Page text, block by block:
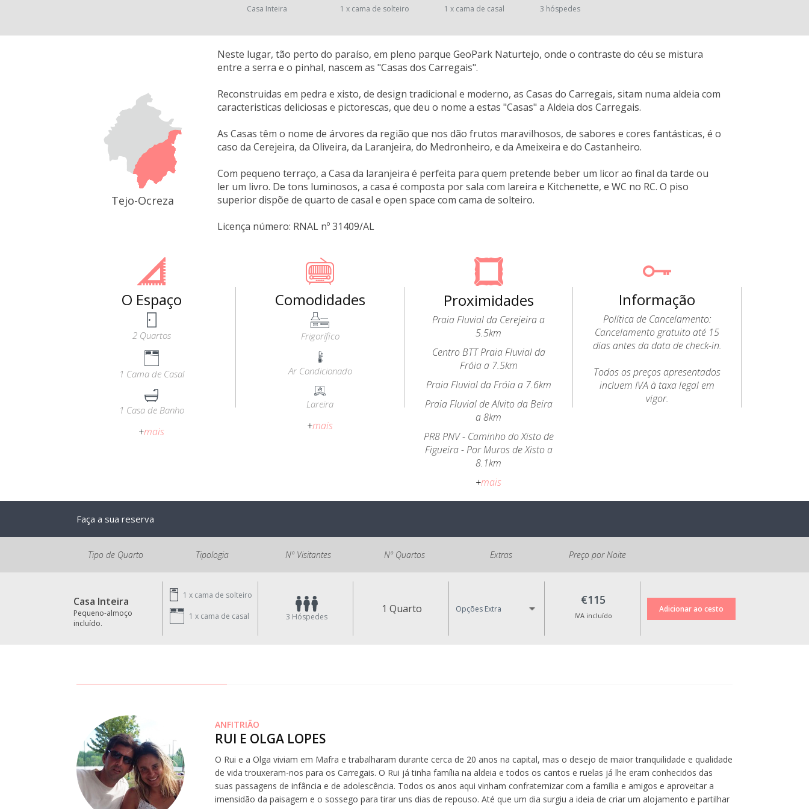
Casa Inteira 1 x cama de solteiro 1 x cama de casal 3 hóspedes
Tejo-Ocreza
Neste lugar, tão perto do paraíso, em pleno parque GeoPark Naturtejo, onde o contraste do céu se mistura
entre a serra e o pinhal, nascem as "Casas dos Carregais".
Reconstruidas em pedra e xisto, de design tradicional e moderno, as Casas do Carregais, sitam numa aldeia com
caracteristicas deliciosas e pictorescas, que deu o nome a estas "Casas" a Aldeia dos Carregais.
As Casas têm o nome de árvores da região que nos dão frutos maravilhosos, de sabores e cores fantásticas, é o
caso da Cerejeira, da Oliveira, da Laranjeira, do Medronheiro, e da Ameixeira e do Castanheiro.
Com pequeno terraço, a Casa da laranjeira é perfeita para quem pretende beber um licor ao final da tarde ou
ler um livro. De tons luminosos, a casa é composta por sala com lareira e Kitchenette, e WC no RC. O piso
superior dispõe de quarto de casal e open space com cama de solteiro.
Licença número: RNAL nº 31409/AL
O Espaço
2 Quartos
1 Cama de Casal
1 Casa de Banho
+mais
Comodidades
Frigorífico
Ar Condicionado
Lareira
+mais
Proximidades
Praia Fluvial da Cerejeira a
5.5km
Centro BTT Praia Fluvial da
Fróia a 7.5km
Praia Fluvial da Fróia a 7.6km
Praia Fluvial de Alvito da Beira
a 8km
PR8 PNV - Caminho do Xisto de
Figueira - Por Muros de Xisto a
8.1km
+mais
Informação
Política de Cancelamento:
Cancelamento gratuito até 15
dias antes da data de check-in.
Todos os preços apresentados
incluem IVA à taxa legal em
vigor.
Faça a sua reserva
Tipo de Quarto Tipologia Nº Visitantes Nº Quartos Extras Preço por Noite
Casa Inteira
Pequeno-almoço
incluído.
1 x cama de solteiro
1 x cama de casal 3 Hóspedes
1 Quarto Opções Extra
€115
IVA incluído
ANFITRIÃO
RUI E OLGA LOPES
O Rui e a Olga viviam em Mafra e trabalharam durante cerca de 20 anos na capital, mas o desejo de maior tranquilidade e qualidade
de vida trouxeram-nos para os Carregais. O Rui já tinha família na aldeia e todos os cantos e ruelas já lhe eram conhecidos das
suas passagens de infância e de adolescência. Todos os anos aqui vinham confraternizar com a família e amigos e aproveitar a
imensidão da paisagem e o sossego para tirar uns dias de repouso. Até que um dia surgiu a ideia de criar um alojamento e partilhar